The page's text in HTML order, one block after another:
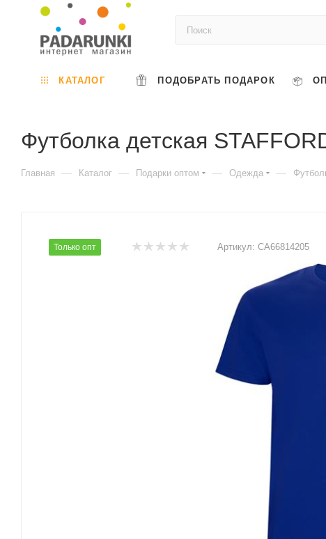
КАТАЛОГ ПОДОБРАТЬ ПОДАРОК
Футболка детская
Главная — Каталог — Подарки оптом — Одежда —
Только опт Артикул: CA66814205